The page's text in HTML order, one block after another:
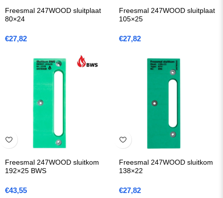
Freesmal 247WOOD sluitplaat
80×24
€27,82
Freesmal 247WOOD sluitplaat
105×25
€27,82
Freesmal 247WOOD sluitkom
192×25 BWS
€43,55
Freesmal 247WOOD sluitkom
138×22
€27,82